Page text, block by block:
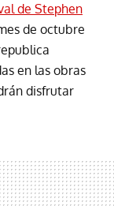
de Stephen
de octubre
en las obras
disfrutar